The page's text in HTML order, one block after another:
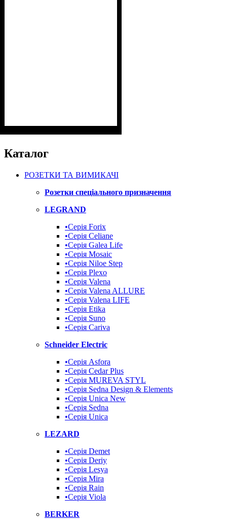
Каталог
РОЗЕТКИ ТА ВИМИКАЧІ
Розетки спеціального призначення
LEGRAND
•Cерія Forix
•Серія Celiane
•Серія Galea Life
•Серія Mosaic
•Серія Niloe Step
•Серія Plexo
•Серія Valena
•Серія Valena ALLURE
•Серія Valena LIFE
•Серія Etika
•Серія Suno
•Cерія Cariva
Schneider Electric
•Серія Asfora
•Серія Cedar Plus
•Серія MUREVA STYL
•Серія Sedna Design & Elements
•Серія Unica New
•Серія Sedna
•Серія Unica
LEZARD
•Серія Demet
•Серія Deriy
•Серія Lesya
•Серія Mira
•Серія Rain
•Серія Viola
BERKER